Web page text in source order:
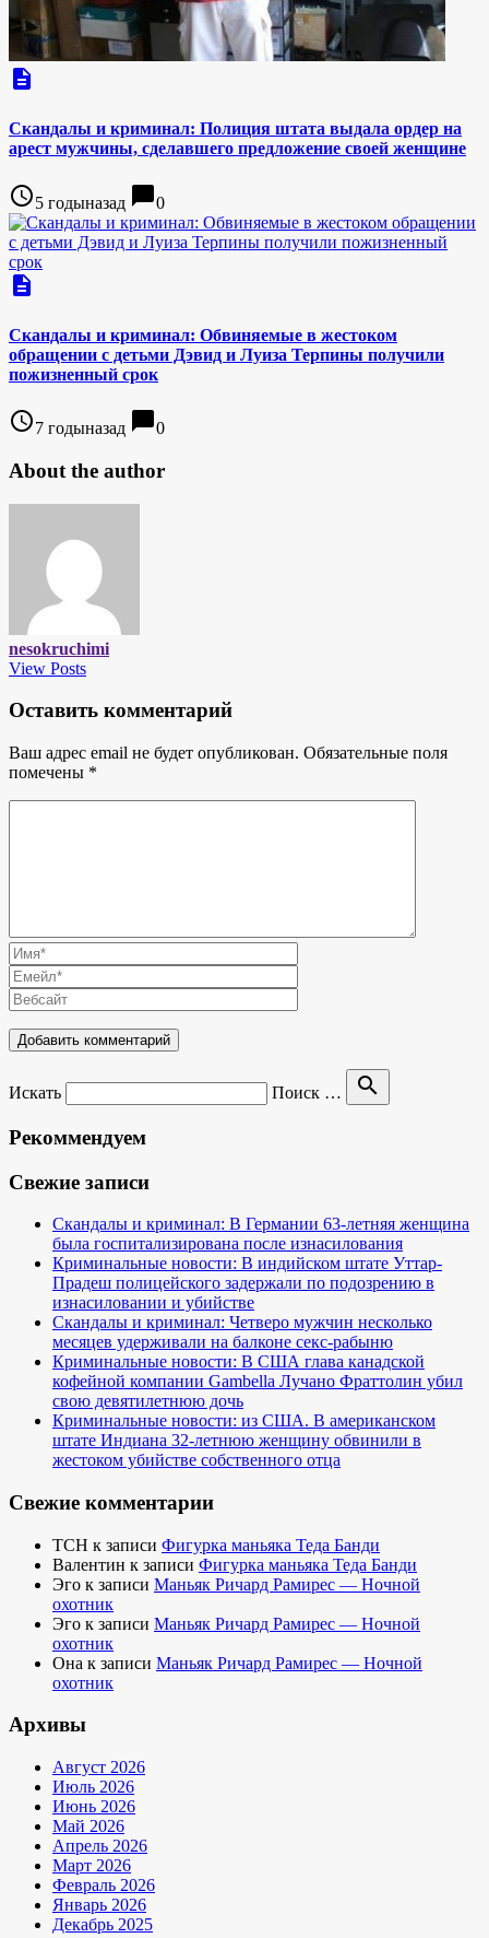
description
Скандалы и криминал: Полиция штата выдала ордер на
арест мужчины, сделавшего предложение своей женщине
access_time5 годыназад chat_bubble0
description
Скандалы и криминал: Обвиняемые в жестоком
обращении с детьми Дэвид и Луиза Терпины получили
пожизненный срок
access_time7 годыназад chat_bubble0
About the author
nesokruchimi
View Posts
Оставить комментарий
Ваш адрес email не будет опубликован. Обязательные поля
помечены *
Искать Поиск … search
Рекоммендуем
Свежие записи
Скандалы и криминал: В Германии 63-летняя женщина
была госпитализирована после изнасилования
Криминальные новости: В индийском штате Уттар-
Прадеш полицейского задержали по подозрению в
изнасиловании и убийстве
Скандалы и криминал: Четверо мужчин несколько
месяцев удерживали на балконе секс-рабыню
Криминальные новости: В США глава канадской
кофейной компании Gambella Лучано Фраттолин убил
свою девятилетнюю дочь
Криминальные новости: из США. В американском
штате Индиана 32-летнюю женщину обвинили в
жестоком убийстве собственного отца
Свежие комментарии
TCH к записи Фигурка маньяка Теда Банди
Валентин к записи Фигурка маньяка Теда Банди
Эго к записи Маньяк Ричард Рамирес — Ночной
охотник
Эго к записи Маньяк Ричард Рамирес — Ночной
охотник
Она к записи Маньяк Ричард Рамирес — Ночной
охотник
Архивы
Август 2026
Июль 2026
Июнь 2026
Май 2026
Апрель 2026
Март 2026
Февраль 2026
Январь 2026
Декабрь 2025